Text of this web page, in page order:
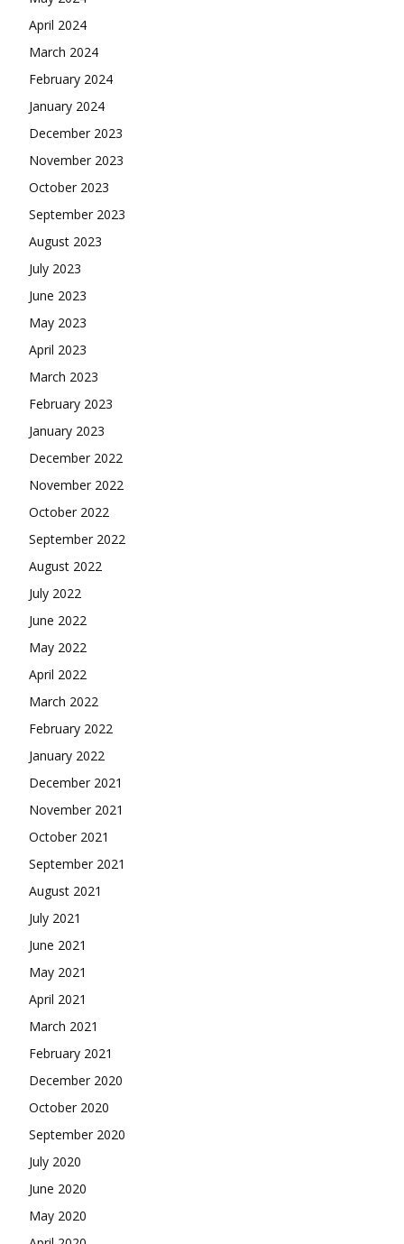
April 2024
March 2024
February 2024
January 2024
December 2023
November 2023
October 2023
September 2023
August 2023
July 2023
June 2023
May 2023
April 2023
March 2023
February 2023
January 2023
December 2022
November 2022
October 2022
September 2022
August 2022
July 2022
June 2022
May 2022
April 2022
March 2022
February 2022
January 2022
December 2021
November 2021
October 2021
September 2021
August 2021
July 2021
June 2021
May 2021
April 2021
March 2021
February 2021
December 2020
October 2020
September 2020
July 2020
June 2020
May 2020